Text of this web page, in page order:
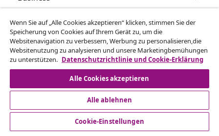
vidaXL
Mehr entdecken
© 2008-2026 vidaXL - www.vidaxl.at ist eine Webseite von
Wenn Sie auf „Alle Cookies akzeptieren“ klicken, stimmen Sie der
Speicherung von Cookies auf Ihrem Gerät zu, um die
Websitenavigation zu verbessern, Werbung zu personalisieren,die
Websitenutzung zu analysieren und unsere Marketingbemühungen
zu unterstützen. Datenschutzrichtlinie und Cookie-Erklärung
Alle Cookies akzeptieren
Alle ablehnen
Cookie-Einstellungen